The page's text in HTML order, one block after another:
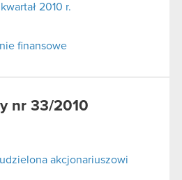
2010 r.
finansowe
nr 33/2010
akcjonariuszowi